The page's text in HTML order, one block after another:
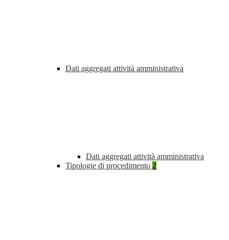
Dati aggregati attività amministrativa
Dati aggregati attività amministrativa
Tipologie di procedimento 2